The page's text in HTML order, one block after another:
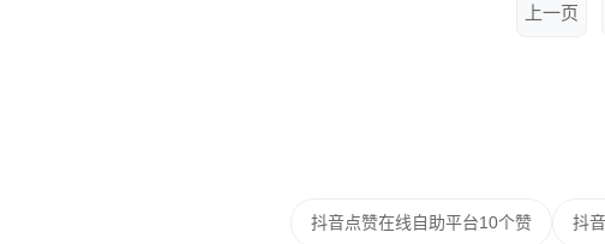
上一页
抖音点赞在线自助平台10个赞 抖